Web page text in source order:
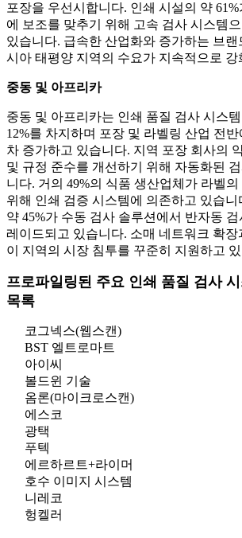
포장을 우선시합니다. 인쇄 시설의 약
에 보조를 맞추기 위해 고속 검사 시스템
있습니다. 급속한 산업화와 증가하는 브
시아 태평양 지역의 수요가 지속적으로 강
중동 및 아프리카
중동 및 아프리카는 인쇄 품질 검사 시스
12%를 차지하며 포장 및 라벨링 산업 전
차 증가하고 있습니다. 지역 포장 회사의
및 규정 준수를 개선하기 위해 자동화된
니다. 거의 49%의 식품 생산업체가 라벨의
위해 인쇄 검증 시스템에 의존하고 있습니
약 45%가 수동 검사 솔루션에서 반자동
레이드되고 있습니다. 소매 네트워크 확
이 지역의 시장 침투를 꾸준히 지원하고
프로파일링된 주요 인쇄 품질 검사
목록
코그넥스(웹스캔)
BST 엘트로마트
아이씨
볼드윈 기술
옴론(마이크로스캔)
에스코
광택
푸텍
에르하르트+라이머
호수 이미지 시스템
니레코
헝켈러